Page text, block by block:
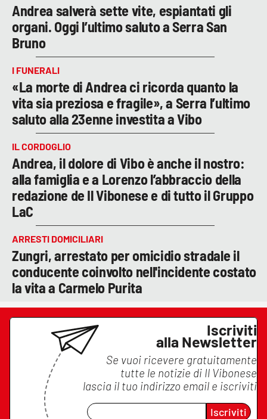
Andrea salverà sette vite, espiantati gli
organi. Oggi l’ultimo saluto a Serra San
Bruno
I FUNERALI
«La morte di Andrea ci ricorda quanto la
vita sia preziosa e fragile», a Serra l’ultimo
saluto alla 23enne investita a Vibo
IL CORDOGLIO
Andrea, il dolore di Vibo è anche il nostro:
alla famiglia e a Lorenzo l’abbraccio della
redazione de Il Vibonese e di tutto il Gruppo
LaC
ARRESTI DOMICILIARI
Zungri, arrestato per omicidio stradale il
conducente coinvolto nell'incidente costato
la vita a Carmelo Purita
Iscriviti
alla Newsletter
Se vuoi ricevere gratuitamente
tutte le notizie di Il Vibonese
lascia il tuo indirizzo email e iscriviti
Iscriviti